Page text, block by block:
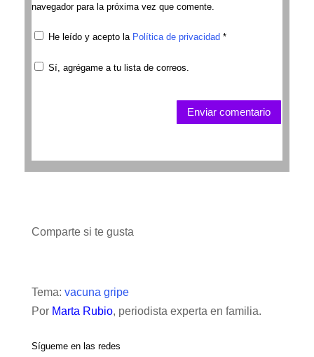
navegador para la próxima vez que comente.
He leído y acepto la Política de privacidad *
Sí, agrégame a tu lista de correos.
Enviar comentario
Comparte si te gusta
Tema: vacuna gripe
Por Marta Rubio, periodista experta en familia.
Sígueme en las redes